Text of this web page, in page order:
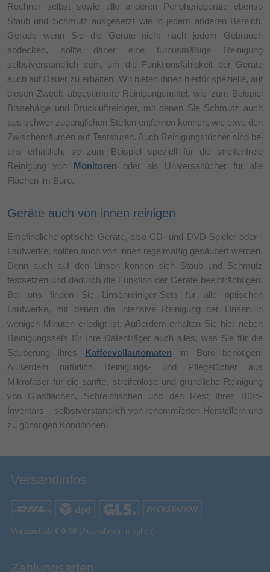
Rechner selbst sowie alle anderen Peripheriegeräte ebenso
Staub und Schmutz ausgesetzt wie in jedem anderen Bereich.
Gerade wenn Sie die Geräte nicht nach jedem Gebrauch
abdecken, sollte daher eine turnusmäßige Reinigung
selbstverständlich sein, um die Funktionsfähigkeit der Geräte
auch auf Dauer zu erhalten. Wir bieten Ihnen hierfür spezielle, auf
diesen Zweck abgestimmte Reinigungsmittel, wie zum Beispiel
Blasebälge und Druckluftreiniger, mit denen Sie Schmutz auch
aus schwer zugänglichen Stellen entfernen können, wie etwa den
Zwischenräumen auf Tastaturen. Auch Reinigungstücher sind bei
uns erhältlich, so zum Beispiel speziell für die streifenfreie
Reinigung von Monitoren oder als Universaltücher für alle
Flächen im Büro.
Geräte auch von innen reinigen
Empfindliche optische Geräte, also CD- und DVD-Spieler oder -
Laufwerke, sollten auch von innen regelmäßig gesäubert werden.
Denn auch auf den Linsen können sich Staub und Schmutz
festsetzen und dadurch die Funktion der Geräte beeinträchtigen.
Bei uns finden Sie Linsenreiniger-Sets für alle optischen
Laufwerke, mit denen die intensive Reinigung der Linsen in
wenigen Minuten erledigt ist. Außerdem erhalten Sie hier neben
Reinigungssets für Ihre Datenträger auch alles, was Sie für die
Säuberung Ihres Kaffeevollautomaten im Büro benötigen.
Außerdem natürlich Reinigungs- und Pflegetücher aus
Mikrofaser für die sanfte, streifenlose und gründliche Reinigung
von Glasflächen, Schreibtischen und den Rest Ihres Büro-
Inventars – selbstverständlich von renommierten Herstellern und
zu günstigen Konditionen.
Versandinfos
Versand ab € 0,00 (Ausnahmen möglich)
Zahlungsarten